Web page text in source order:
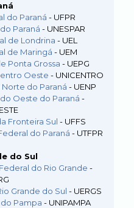
do Paraná - UFPR
Paraná - UNESPAR
de Londrina - UEL
de Maringá - UEM
Ponta Grossa - UEPG
Oeste - UNICENTRO
do Paraná - UENP
Oeste do Paraná -
Fronteira Sul - UFFS
do Paraná - UTFPR
do Sul
do Rio Grande -
Grande do Sul - UERGS
Pampa - UNIPAMPA